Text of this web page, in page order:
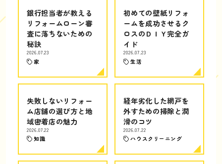
銀行担当者が教える
リフォームローン審
査に落ちないための
秘訣
2026.07.23
家
初めての壁紙リフォ
ームを成功させるク
ロスのＤＩＹ完全ガ
イド
2026.07.23
生活
失敗しないリフォー
ム店舗の選び方と地
域密着店の魅力
2026.07.22
知識
経年劣化した網戸を
外すための掃除と潤
滑のコツ
2026.07.22
ハウスクリーニング